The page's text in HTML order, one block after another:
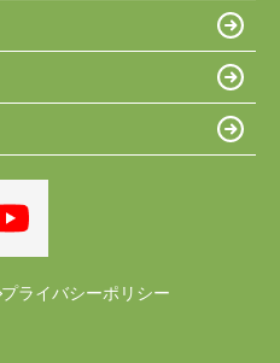
プライバシーポリシー